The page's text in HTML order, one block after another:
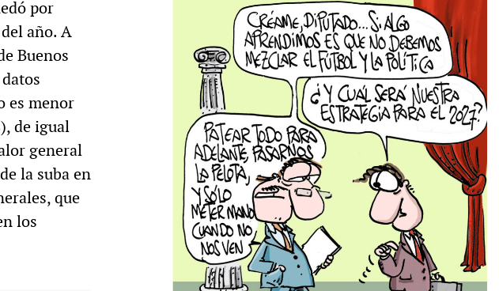
por
año. A
Buenos
es menor
de igual
general
la suba en
que
los